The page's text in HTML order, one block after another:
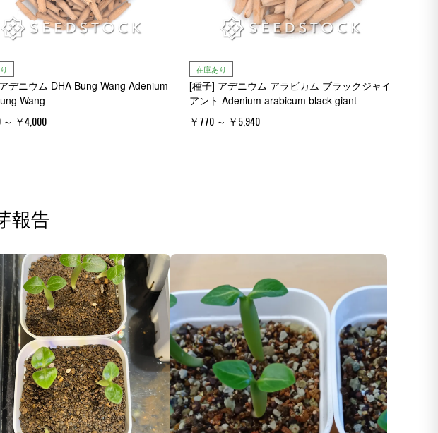
デニウム DHA Bung Wang Adenium
Wang
～ ￥4,000
在庫あり
[種子] アデニウム アラビカム ブラックジャイ
アント Adenium arabicum black giant
￥770 ～ ￥5,940
報告